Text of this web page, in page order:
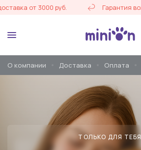
от 3000 руб. Гарантия возврата.
О компании Доставка Оплата
ТОЛЬКО ДЛЯ ТЕБЯ